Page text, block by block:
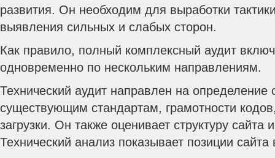
развития. Он необходим для выработки
выявления сильных и слабых сторон.
Как правило, полный комплексный аудит
одновременно по нескольким направлениям.
Технический аудит направлен на определение
существующим стандартам, грамотности
загрузки. Он также оценивает структуру сайта
Технический анализ показывает позиции